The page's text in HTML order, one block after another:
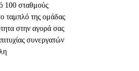
100 σταθμούς
ταμπλό της ομάδας
στην αγορά σας
συνεργατών